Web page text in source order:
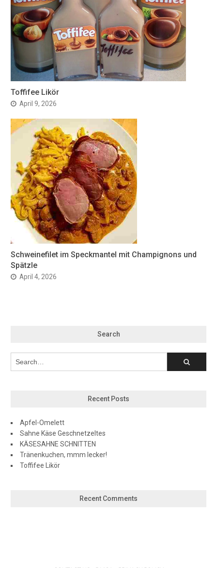
Toffifee Likör
April 9, 2026
Schweinefilet im Speckmantel mit Champignons und
Spätzle
April 4, 2026
Search
Recent Posts
Apfel-Omelett
Sahne Käse Geschnetzeltes
KÄSESAHNE SCHNITTEN
Tränenkuchen, mmm lecker!
Toffifee Likör
Recent Comments